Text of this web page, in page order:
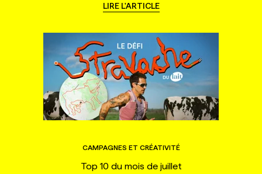
LIRE L'ARTICLE
CAMPAGNES ET CRÉATIVITÉ
Top 10 du mois de juillet